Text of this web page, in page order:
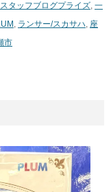
タッフブログプライズ, 一
, ランサー/スカサハ, 座
市